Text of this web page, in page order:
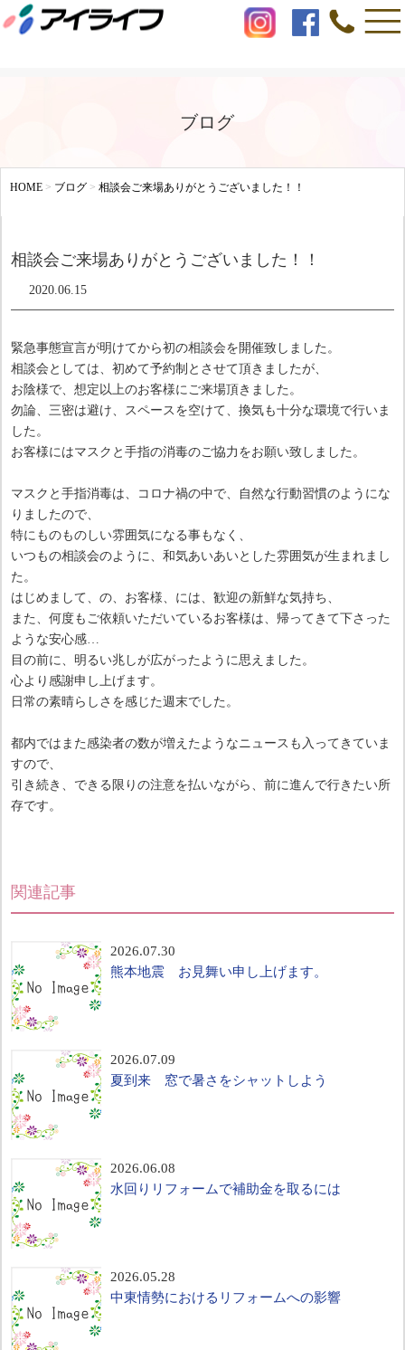
ブログ
HOME > ブログ > 相談会ご来場ありがとうございました！！
相談会ご来場ありがとうございました！！
2020.06.15
緊急事態宣言が明けてから初の相談会を開催致しました。
相談会としては、初めて予約制とさせて頂きましたが、
お陰様で、想定以上のお客様にご来場頂きました。
勿論、三密は避け、スペースを空けて、換気も十分な環境で行いま
した。
お客様にはマスクと手指の消毒のご協力をお願い致しました。
マスクと手指消毒は、コロナ禍の中で、自然な行動習慣のようにな
りましたので、
特にものものしい雰囲気になる事もなく、
いつもの相談会のように、和気あいあいとした雰囲気が生まれまし
た。
はじめまして、の、お客様、には、歓迎の新鮮な気持ち、
また、何度もご依頼いただいているお客様は、帰ってきて下さった
ような安心感…
目の前に、明るい兆しが広がったように思えました。
心より感謝申し上げます。
日常の素晴らしさを感じた週末でした。
都内ではまた感染者の数が増えたようなニュースも入ってきていま
すので、
引き続き、できる限りの注意を払いながら、前に進んで行きたい所
存です。
関連記事
2026.07.30
熊本地震 お見舞い申し上げます。
2026.07.09
夏到来 窓で暑さをシャットしよう
2026.06.08
水回りリフォームで補助金を取るには
2026.05.28
中東情勢におけるリフォームへの影響